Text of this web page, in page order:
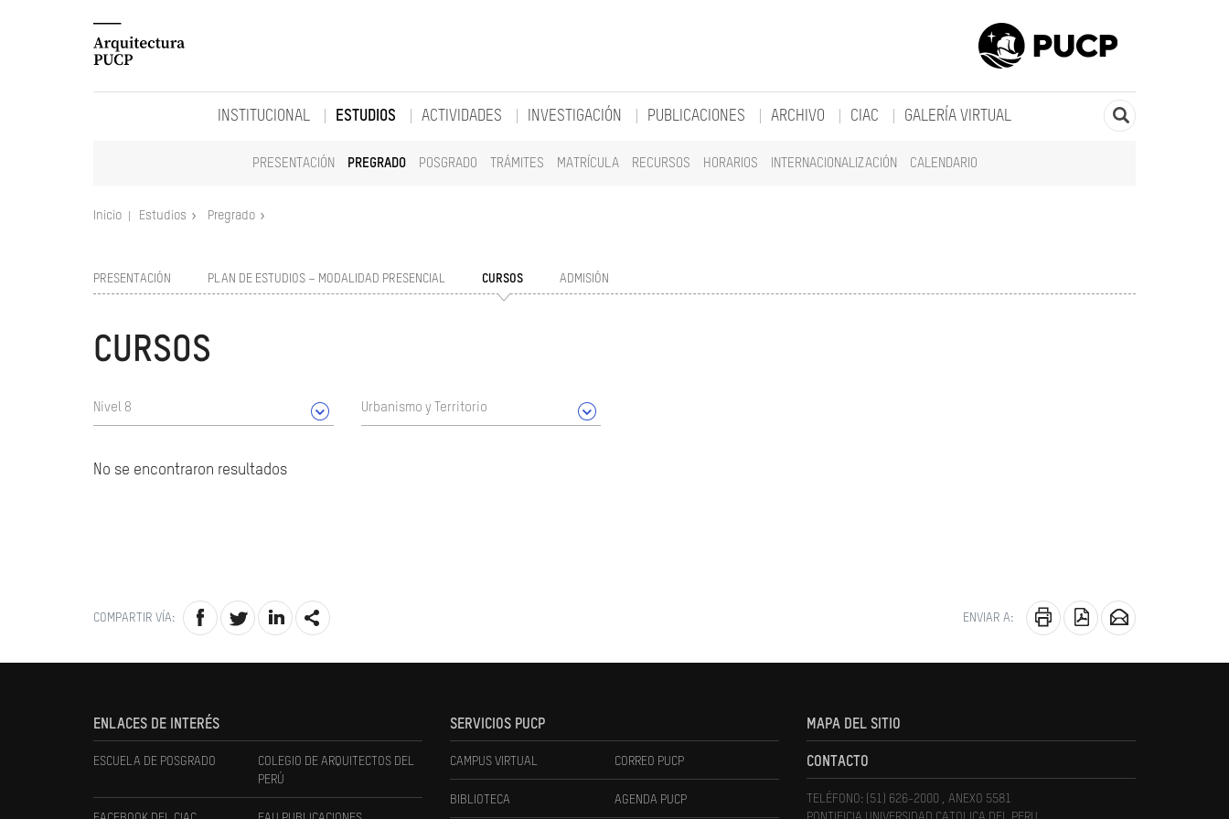
INSTITUCIONAL ESTUDIOS
PRESENTACIÓN PREGRADO POSGRADO TRÁMITES MATRÍCULA RECURSOS HORARIOS INTERNACIONALIZACIÓN CALENDARIO
ACTIVIDADES INVESTIGACIÓN PUBLICACIONES ARCHIVO CIAC GALERÍA VIRTUAL
Inicio Estudios Pregrado
PRESENTACIÓN PLAN DE ESTUDIOS – MODALIDAD PRESENCIAL CURSOS ADMISIÓN
CURSOS
Nivel 8 Urbanismo y Territorio
No se encontraron resultados
COMPARTIR VÍA: ENVIAR A:
ENLACES DE INTERÉS
ESCUELA DE POSGRADO
COLEGIO DE ARQUITECTOS DEL
PERÚ
SERVICIOS PUCP
CAMPUS VIRTUAL CORREO PUCP
BIBLIOTECA AGENDA PUCP
MAPA DEL SITIO
CONTACTO
TELÉFONO: (51) 626-2000 , ANEXO 5581